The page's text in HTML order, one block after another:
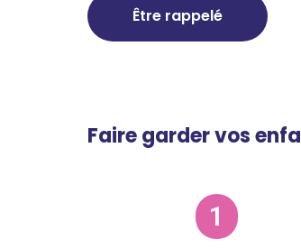
Être rappelé
Faire garder vos
1